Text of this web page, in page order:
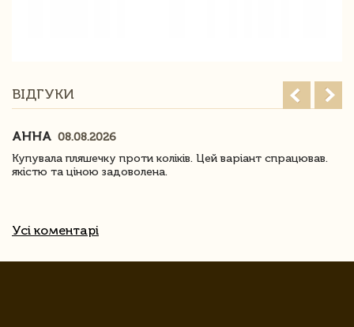
ВІДГУКИ
АННА 08.08.2026
Купувала пляшечку проти коліків. Цей варіант спрацював.
якістю та ціною задоволена.
Усі коментарі